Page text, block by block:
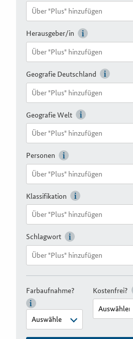
Herausgeber/in
Geografie Deutschland
Geografie Welt
Personen
Klassifikation
Schlagwort
Farbaufnahme? Kostenfrei?